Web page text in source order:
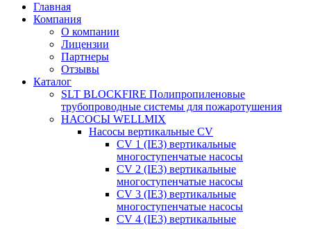
Главная
Компания
О компании
Лицензии
Партнеры
Отзывы
Каталог
SLT BLOCKFIRE Полипропиленовые
трубопроводные системы для пожаротушения
НАСОСЫ WELLMIX
Насосы вертикальные CV
CV 1 (IE3) вертикальные
многоступенчатые насосы
CV 2 (IE3) вертикальные
многоступенчатые насосы
CV 3 (IE3) вертикальные
многоступенчатые насосы
CV 4 (IE3) вертикальные